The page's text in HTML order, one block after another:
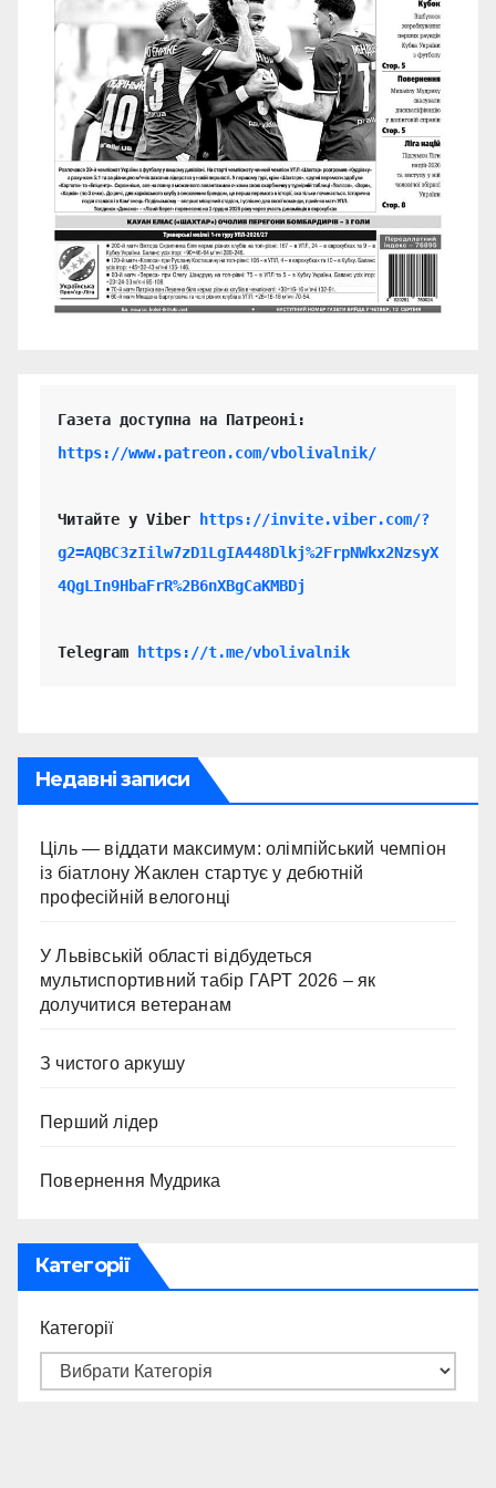
https://www.patreon.com/vbolivalnik/
Читайте у Viber
https://invite.viber.com/?
g2=AQBC3zIilw7zD1LgIA448Dlkj%2FrpNWkx2NzsyX
4QgLIn9HbaFrR%2B6nXBgCaKMBDj
Telegram https://t.me/vbolivalnik
Недавні записи
Ціль — віддати максимум: олімпійський чемпіон
із біатлону Жаклен стартує у дебютній
професійній велогонці
У Львівській області відбудеться
мультиспортивний табір ГАРТ 2026 – як
долучитися ветеранам
З чистого аркушу
Перший лідер
Повернення Мудрика
Категорії
Категорії